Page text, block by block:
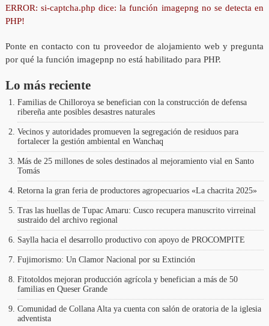
ERROR: si-captcha.php dice: la función imagepng no se detecta en
PHP!
Ponte en contacto con tu proveedor de alojamiento web y pregunta
por qué la función imagepnp no está habilitado para PHP.
Lo más reciente
Familias de Chilloroya se benefician con la construcción de defensa
ribereña ante posibles desastres naturales
Vecinos y autoridades promueven la segregación de residuos para
fortalecer la gestión ambiental en Wanchaq
Más de 25 millones de soles destinados al mejoramiento vial en Santo
Tomás
Retorna la gran feria de productores agropecuarios «La chacrita 2025»
Tras las huellas de Tupac Amaru: Cusco recupera manuscrito virreinal
sustraido del archivo regional
Saylla hacia el desarrollo productivo con apoyo de PROCOMPITE
Fujimorismo: Un Clamor Nacional por su Extinción
Fitotoldos mejoran producción agrícola y benefician a más de 50
familias en Queser Grande
Comunidad de Collana Alta ya cuenta con salón de oratoria de la iglesia
adventista